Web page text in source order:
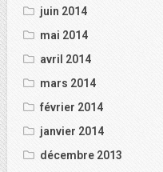
juin 2014
mai 2014
avril 2014
mars 2014
février 2014
janvier 2014
décembre 2013